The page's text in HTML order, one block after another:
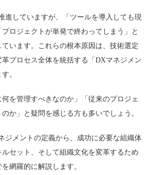
進していますが、「ツールを導入しても現
ロジェクトが単発で終わってしまう」と
います。これらの根本原因は、技術選定
プロセス全体を統括する「DXマネジメン
。
を管理すべきなのか」「従来のプロジェ
か」と疑問を感じる方も多いでしょう。
ジメントの定義から、成功に必要な組織体
セット、そして組織文化を変革するため
網羅的に解説します。